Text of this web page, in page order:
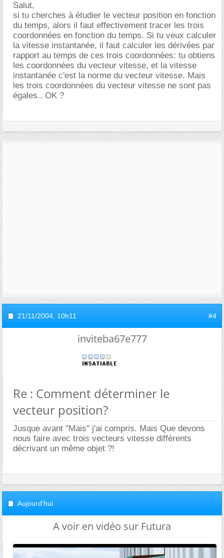
Salut,
si tu cherches à étudier le vecteur position en fonction
du temps, alors il faut effectivement tracer les trois
coordonnées en fonction du temps. Si tu veux calculer
la vitesse instantanée, il faut calculer les dérivées par
rapport au temps de ces trois coordonnées: tu obtiens
les coordonnées du vecteur vitesse, et la vitesse
instantanée c'est la norme du vecteur vitesse. Mais
les trois coordonnées du vecteur vitesse ne sont pas
égales.. OK ?
21/11/2004, 10h11 #4
inviteba67e777
Re : Comment déterminer le
vecteur position?
Jusque avant "Mais" j'ai compris. Mais Que devons
nous faire avec trois vecteurs vitesse différents
décrivant un même objet ?!
Aujourd'hui
A voir en vidéo sur Futura